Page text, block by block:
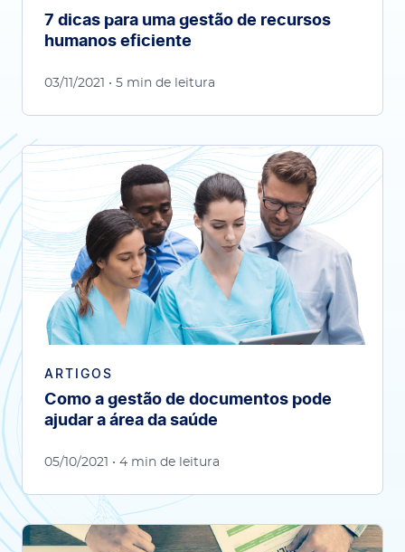
7 dicas para uma gestão de recursos
humanos eficiente
03/11/2021 • 5 min de leitura
ARTIGOS
Como a gestão de documentos pode
ajudar a área da saúde
05/10/2021 • 4 min de leitura